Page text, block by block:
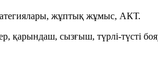
жұптық жұмыс, АКТ.
қарындаш, сызғыш, түрлі-түсті